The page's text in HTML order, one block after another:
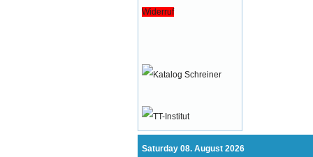
Widerruf
Saturday 08. August 2026